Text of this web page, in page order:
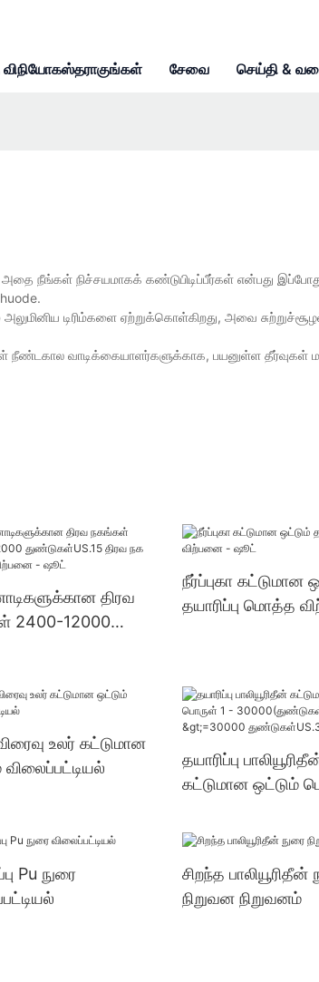
விநியோகஸ்தராகுங்கள் சேவை செய்தி &
நீங்கள் நிச்சயமாகக் கண்டுபிடிப்பீர்கள் என்பது
டிரிம்களை ஏற்றுக்கொள்கிறது, அவை
நீண்டகால வாடிக்கையாளர்களுக்காக, பயனுள்ள தீர்வுகள்
திரவ
2400-12000
நீர்ப்புகா கட்டுமான
தயாரிப்பு மொத்த
உலர் கட்டுமான
விலைப்பட்டியல்
தயாரிப்பு
கட்டுமான ஒட்டும்
ள்) >=30000
Pu நுரை
சிறந்த பாலியூரிதீன்
நிறுவன நிறுவனம்